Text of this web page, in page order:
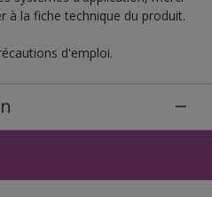
à la fiche technique du produit.
d'emploi.